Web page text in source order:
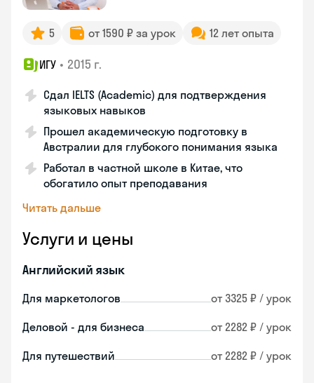
5 от 1590 ₽ за урок 12 лет опыта
ИГУ • 2015 г.
Сдал IELTS (Academic) для подтверждения
языковых навыков
Прошел академическую подготовку в
Австралии для глубокого понимания языка
Работал в частной школе в Китае, что
обогатило опыт преподавания
Читать дальше
Услуги и цены
Английский язык
Для маркетологов от 3325 ₽ / урок
Деловой - для бизнеса от 2282 ₽ / урок
Для путешествий от 2282 ₽ / урок